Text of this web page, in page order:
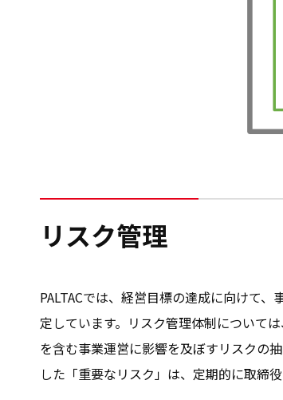
リスク管理
PALTACでは、経営目標の達成に向けて
定しています。リスク管理体制について
を含む事業運営に影響を及ぼすリスクの
した「重要なリスク」は、定期的に取締